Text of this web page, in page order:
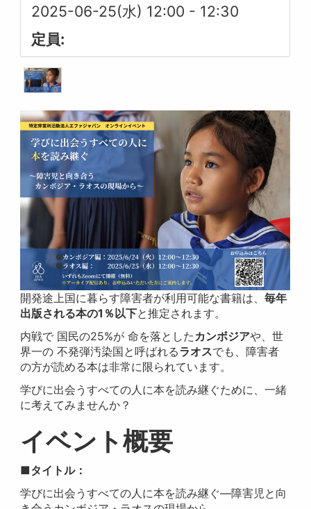
2025-06-25(水) 12:00 - 12:30
定員:
開発途上国に暮らす障害者が利用可能な書籍は、毎年
出版される本の1％以下と推定されます。
内戦で 国民の25%が 命を落としたカンボジアや、世
界一の 不発弾汚染国と呼ばれるラオスでも、障害者
の方が読める本は非常に限られています。
学びに出会うすべての人に本を読み継ぐために、一緒
に考えてみませんか？
イベント概要
■タイトル：
学びに出会うすべての人に本を読み継ぐ―障害児と向